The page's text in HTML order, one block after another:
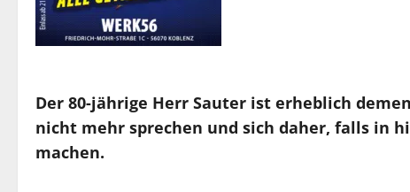
Der 80-jährige Herr Sauter ist erheblich
nicht mehr sprechen und sich daher, falls in
machen.